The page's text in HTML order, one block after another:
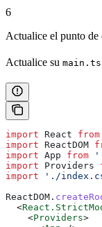
6
Actualice el punto de
Actualice su
import React from
import ReactDOM
import App from
import Providers
import './
ReactDOM .
  <
    <
Providers>